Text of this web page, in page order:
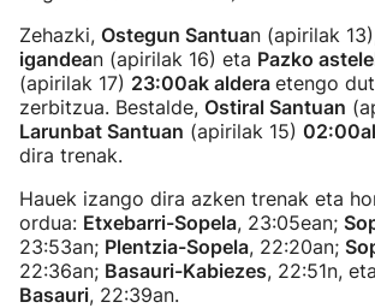
Zehazki, Ostegun Santuan (apirilak
igandean (apirilak 16) eta Pazko
(apirilak 17) 23:00ak aldera etengo
zerbitzua. Bestalde, Ostiral Santuan
Larunbat Santuan (apirilak 15)
dira trenak.
Hauek izango dira azken trenak eta
ordua: Etxebarri-Sopela, 23:05ean;
23:53an; Plentzia-Sopela, 22:20an;
22:36an; Basauri-Kabiezes, 22:51n, eta
Basauri, 22:39an.